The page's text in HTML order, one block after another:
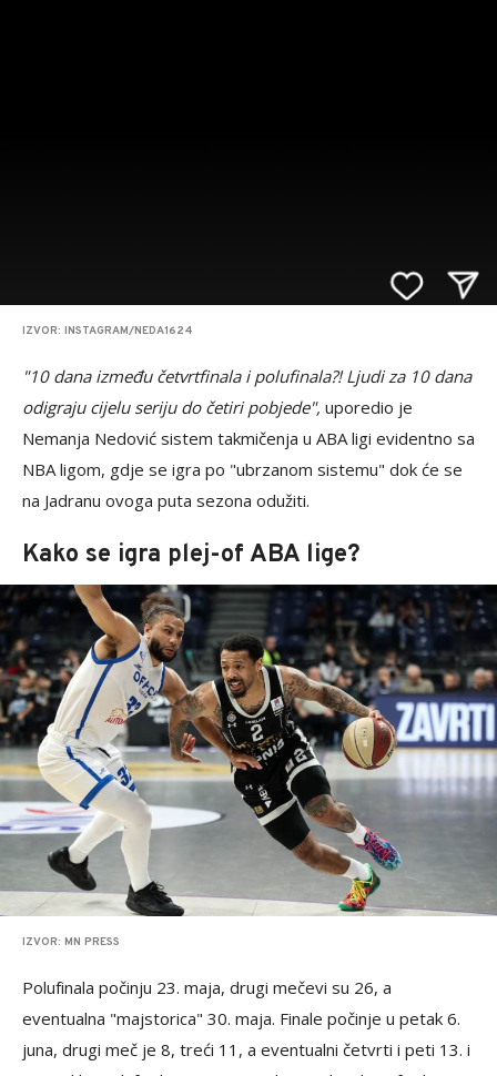
IZVOR: INSTAGRAM/NEDA1624
"10 dana između četvrtfinala i polufinala?! Ljudi za 10 dana
odigraju cijelu seriju do četiri pobjede", uporedio je
Nemanja Nedović sistem takmičenja u ABA ligi evidentno sa
NBA ligom, gdje se igra po "ubrzanom sistemu" dok će se
na Jadranu ovoga puta sezona odužiti.
Kako se igra plej-of ABA lige?
IZVOR: MN PRESS
Polufinala počinju 23. maja, drugi mečevi su 26, a
eventualna "majstorica" 30. maja. Finale počinje u petak 6.
juna, drugi meč je 8, treći 11, a eventualni četvrti i peti 13. i